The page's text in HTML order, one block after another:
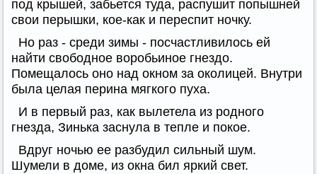
под крышей, забьется туда, распушит попышней
свои перышки, кое-как и переспит ночку.
Но раз - среди зимы - посчастливилось ей
найти свободное воробьиное гнездо.
Помещалось оно над окном за околицей. Внутри
была целая перина мягкого пуха.
И в первый раз, как вылетела из родного
гнезда, Зинька заснула в тепле и покое.
Вдруг ночью ее разбудил сильный шум.
Шумели в доме, из окна бил яркий свет.